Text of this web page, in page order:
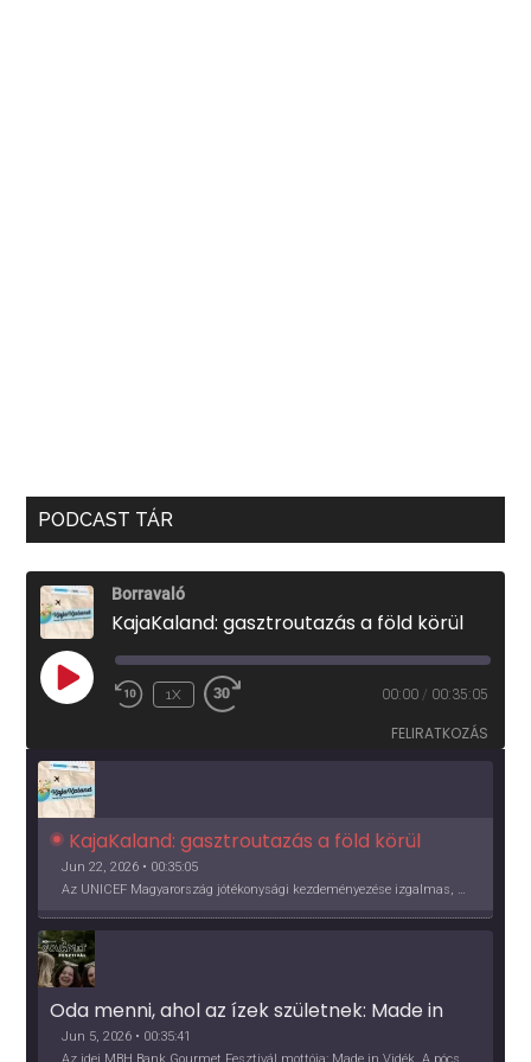
PODCAST TÁR
Borravaló
KajaKaland: gasztroutazás a föld körül
PLAY
EPISODE
1X 00:00 / 00:35:05
FELIRATKOZÁS
KajaKaland: gasztroutazás a föld körül
Jun 22, 2026 • 00:35:05
Az UNICEF Magyarország jótékonysági kezdeményezése izgalmas, egész éves világkörüli ízutazásra hív, igazi családi program és gasztroedukáció, illetve segítség a rászorulóknak is egyben.
Oda menni, ahol az ízek születnek: Made in
Vidék, Gourmet Fesztivál 2026
Jun 5, 2026 • 00:35:41